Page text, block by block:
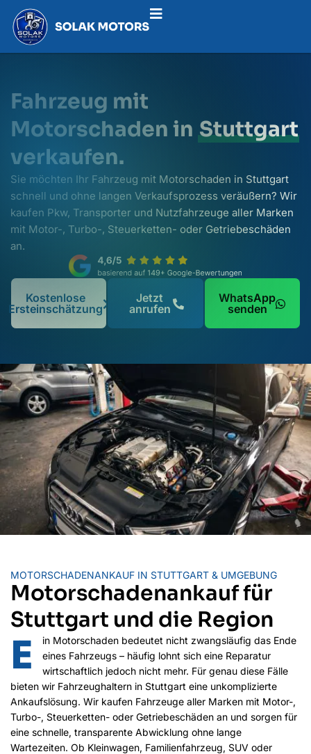
Fahrzeug mit
Motorschaden in Stuttgart
verkaufen.
Sie möchten Ihr Fahrzeug mit Motorschaden in Stuttgart
schnell und ohne langen Verkaufsprozess veräußern? Wir
kaufen Pkw, Transporter und Nutzfahrzeuge aller Marken
mit Motor-, Turbo-, Steuerketten- oder Getriebeschäden
an.
Kostenlose
Ersteinschätzung
Jetzt
anrufen
WhatsApp
senden
MOTORSCHADENANKAUF IN STUTTGART & UMGEBUNG
Motorschadenankauf für
Stuttgart und die Region
E
in Motorschaden bedeutet nicht zwangsläufig das Ende
eines Fahrzeugs – häufig lohnt sich eine Reparatur
wirtschaftlich jedoch nicht mehr. Für genau diese Fälle
bieten wir Fahrzeughaltern in Stuttgart eine unkomplizierte
Ankaufslösung. Wir kaufen Fahrzeuge aller Marken mit Motor-,
Turbo-, Steuerketten- oder Getriebeschäden an und sorgen für
eine schnelle, transparente Abwicklung ohne lange
Wartezeiten. Ob Kleinwagen, Familienfahrzeug, SUV oder